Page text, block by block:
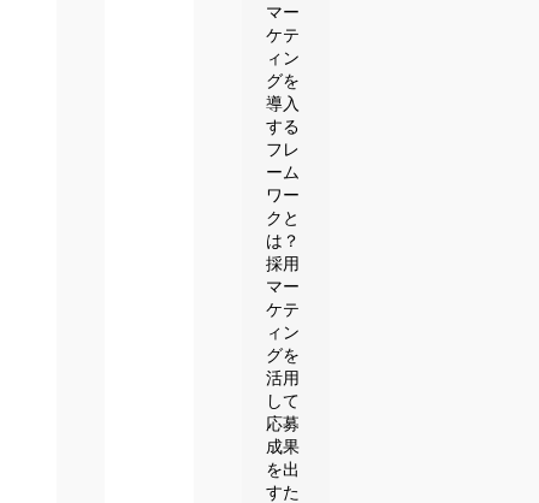
マー
ケテ
ィン
グを
導入
する
フレ
ーム
ワー
クと
は？
採用
マー
ケテ
ィン
グを
活用
して
応募
成果
を出
すた